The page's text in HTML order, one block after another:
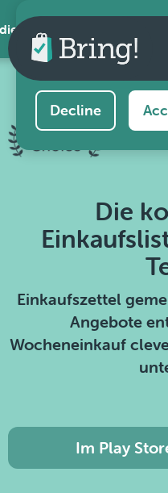
AppThis website uses
best experience on
Decline
Die
Einkaufszettel
Angebote
Wocheneinkauf
Im Play